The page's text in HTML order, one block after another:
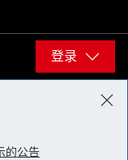
登录
的公告